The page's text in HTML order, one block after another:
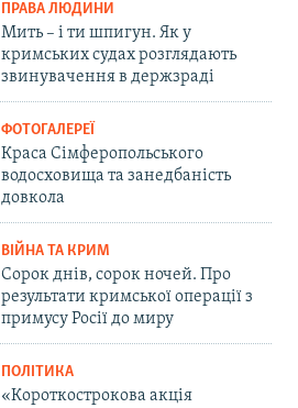
ПРАВА ЛЮДИНИ
Мить – і ти шпигун. Як у
кримських судах розглядають
звинувачення в держзраді
ФОТОГАЛЕРЕЇ
Краса Сімферопольського
водосховища та занедбаність
довкола
ВІЙНА ТА КРИМ
Сорок днів, сорок ночей. Про
результати кримської операції з
примусу Росії до миру
ПОЛІТИКА
«Короткострокова акція